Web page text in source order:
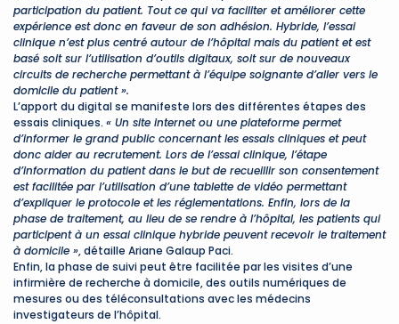
participation du patient. Tout ce qui va faciliter et améliorer cette
expérience est donc en faveur de son adhésion. Hybride, l’essai
clinique n’est plus centré autour de l’hôpital mais du patient et est
basé soit sur l’utilisation d’outils digitaux, soit sur de nouveaux
circuits de recherche permettant à l’équipe soignante d’aller vers le
domicile du patient ».
L’apport du digital se manifeste lors des différentes étapes des
essais cliniques. « Un site internet ou une plateforme permet
d’informer le grand public concernant les essais cliniques et peut
donc aider au recrutement. Lors de l’essai clinique, l’étape
d’information du patient dans le but de recueillir son consentement
est facilitée par l’utilisation d’une tablette de vidéo permettant
d’expliquer le protocole et les réglementations. Enfin, lors de la
phase de traitement, au lieu de se rendre à l’hôpital, les patients qui
participent à un essai clinique hybride peuvent recevoir le traitement
à domicile », détaille Ariane Galaup Paci.
Enfin, la phase de suivi peut être facilitée par les visites d’une
infirmière de recherche à domicile, des outils numériques de
mesures ou des téléconsultations avec les médecins
investigateurs de l’hôpital.